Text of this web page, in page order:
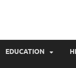
, తాజా వార్తలు ,
EDUCATION